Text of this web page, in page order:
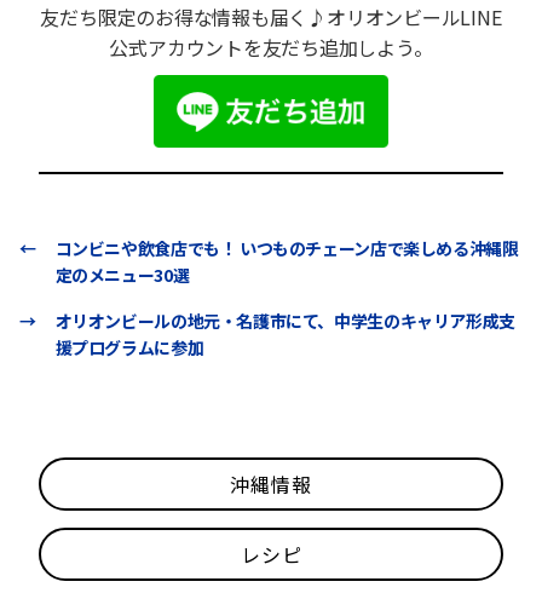
友だち限定のお得な情報も届く♪オリオンビールLINE
公式アカウントを友だち追加しよう。
←
コンビニや飲食店でも！ いつものチェーン店で楽しめる沖縄限
定のメニュー30選
→
オリオンビールの地元・名護市にて、中学生のキャリア形成支
援プログラムに参加
沖縄情報
レシピ